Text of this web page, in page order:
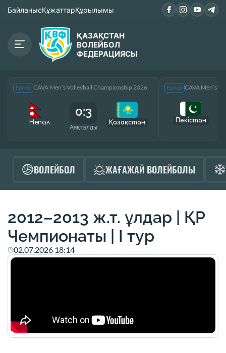
БайланысҚұжаттарҚұрылымы
ҚАЗАҚСТАН
ВОЛЕЙБОЛ
ФЕДЕРАЦИЯСЫ
Ерлер CAVA Men’s Volleyball Championship 2026
Непал
0:3
Аяқталды
Қазақcтан
Ерлер CAVA Men’s
Пәкістан
ВОЛЕЙБОЛ ЖАҒАЖАЙ ВОЛЕЙБОЛЫ
2012–2013 ж.т. ұлдар | ҚР
Чемпионаты | I тур
02.07.2026 18:14